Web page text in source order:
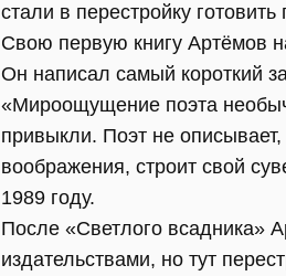
стали в перестройку
Свою первую книгу Артёмов
Он написал самый короткий
«Мироощущение поэта
привыкли. Поэт не
воображения, строит свой
1989 году.
После «Светлого всадника»
издательствами, но тут